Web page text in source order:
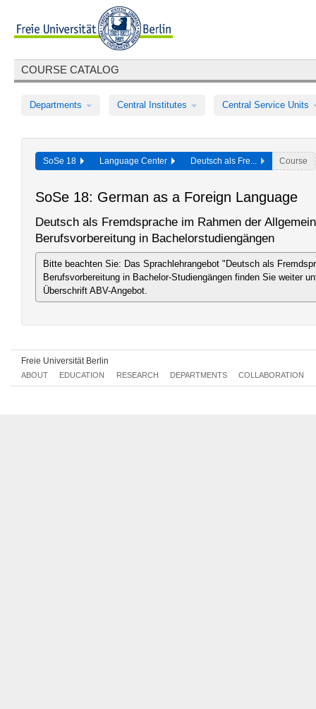
COURSE CATALOG
Departments Central Institutes Central Service Units
SoSe 18 Language Center Deutsch als Fre... Course
SoSe 18: German as a Foreign Language
Deutsch als Fremdsprache im Rahmen der
Berufsvorbereitung in Bachelorstudiengängen
Bitte beachten Sie: Das Sprachlehrangebot "Deutsch als
Berufsvorbereitung in Bachelor-Studiengängen finden Sie weiter
Überschrift ABV-Angebot.
Freie Universität Berlin
ABOUT EDUCATION RESEARCH DEPARTMENTS COLLABORATION